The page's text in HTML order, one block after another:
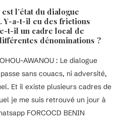
l’état du dialogue
Y-a-t-il eu des frictions
t-il un cadre local de
dénominations ?
AWANOU : Le dialogue
sans couacs, ni adversité,
Et il existe plusieurs cadres de
je me suis retrouvé un jour à
FORCOCD BENIN